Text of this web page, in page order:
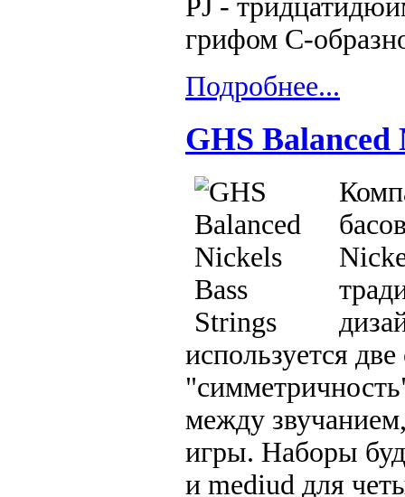
PJ -
грифом C-
Подробнее...
GHS Balanced
используется
между
игры. Наборы
и mediud для